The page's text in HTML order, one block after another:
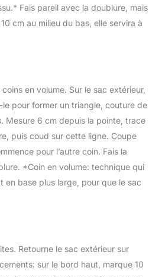
machine à coudre
domestiques standard
90/14
Fais pareil avec la doublure, mais
cm au milieu du bas, elle servira à
en volume. Sur le sac extérieur,
pour former un triangle, couture de
Mesure 6 cm depuis la pointe, trace
puis coud sur cette ligne. Coupe
pour l’autre coin. Fais la
*Coin en volume: technique qui
en base plus large, pour que le sac
Retourne le sac extérieur sur
sur le bord haut, marque 10